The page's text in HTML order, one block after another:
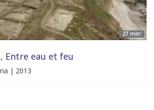
27 min'
Entre eau et feu
| 2013